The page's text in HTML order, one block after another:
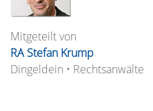
Mitgeteilt von
RA Stefan Krump
Dingeldein • Rechtsanwälte